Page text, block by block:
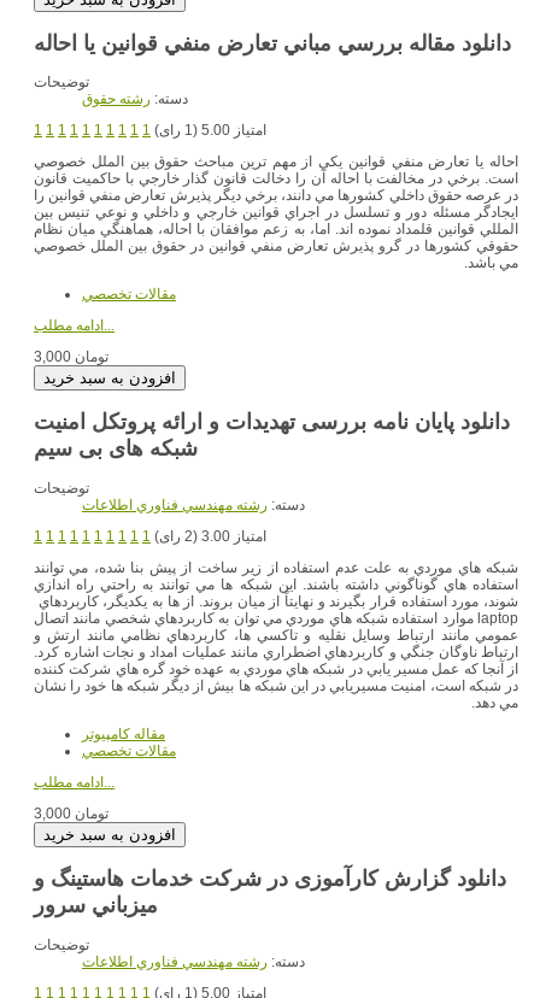
توضیحات
دسته: رشته حقوق
1 1 1 1 1 1 1 1 1 1
امتیاز 5.00 (1 رای)
احاله يا تعارض منفي قوانين يكي از مهم ترين مباحث حقوق بين الملل خصوصي
است. برخي در مخالفت با احاله آن را دخالت قانون گذار خارجي با حاكميت قانون
در عرصه حقوق داخلي كشورها مي دانند، برخي ديگر پذيرش تعارض منفي قوانين را
ايجادگر مسئله دور و تسلسل در اجراي قوانين خارجي و داخلي و نوعي تنيس بين
المللي قوانين قلمداد نموده اند. اما، به زعم موافقان با احاله، هماهنگي ميان نظام
حقوقي كشورها در گرو پذيرش تعارض منفي قوانين در حقوق بين الملل خصوصي
مي باشد.
مقالات تخصصي
ادامه مطلب...
3,000 تومان
دانلود پایان نامه بررسی تهدیدات و ارائه پروتکل امنیت
شبکه های بی سیم
توضیحات
دسته: رشته مهندسي فناوري اطلاعات
1 1 1 1 1 1 1 1 1 1
امتیاز 3.00 (2 رای)
شبكه هاي موردي به علت عدم استفاده از زير ساخت از پيش بنا شده، مي توانند
استفاده هاي گوناگوني داشته باشند. اين شبكه ها مي توانند به راحتي راه اندازي
شوند، مورد استفاده قرار بگيرند و نهايتاً از ميان بروند. از ها به يكديگر، كاربردهاي
laptop موارد استفاده شبكه هاي موردي مي توان به كاربردهاي شخصي مانند اتصال
عمومي مانند ارتباط وسايل نقليه و تاكسي ها، كاربردهاي نظامي مانند ارتش و
ارتباط ناوگان جنگي و كاربردهاي اضطراري مانند عمليات امداد و نجات اشاره كرد.
از آنجا كه عمل مسير يابي در شبكه هاي موردي به عهده خود گره هاي شركت كننده
در شبكه است، امنيت مسيريابي در اين شبكه ها بيش از ديگر شبكه ها خود را نشان
مي دهد.
مقاله کامپیوتر
مقالات تخصصي
ادامه مطلب...
3,000 تومان
دانلود گزارش کارآموزی در شرکت خدمات هاستينگ و
ميزباني سرور
توضیحات
دسته: رشته مهندسي فناوري اطلاعات
1 1 1 1 1 1 1 1 1 1 امتیاز 5.00 (1 رای)